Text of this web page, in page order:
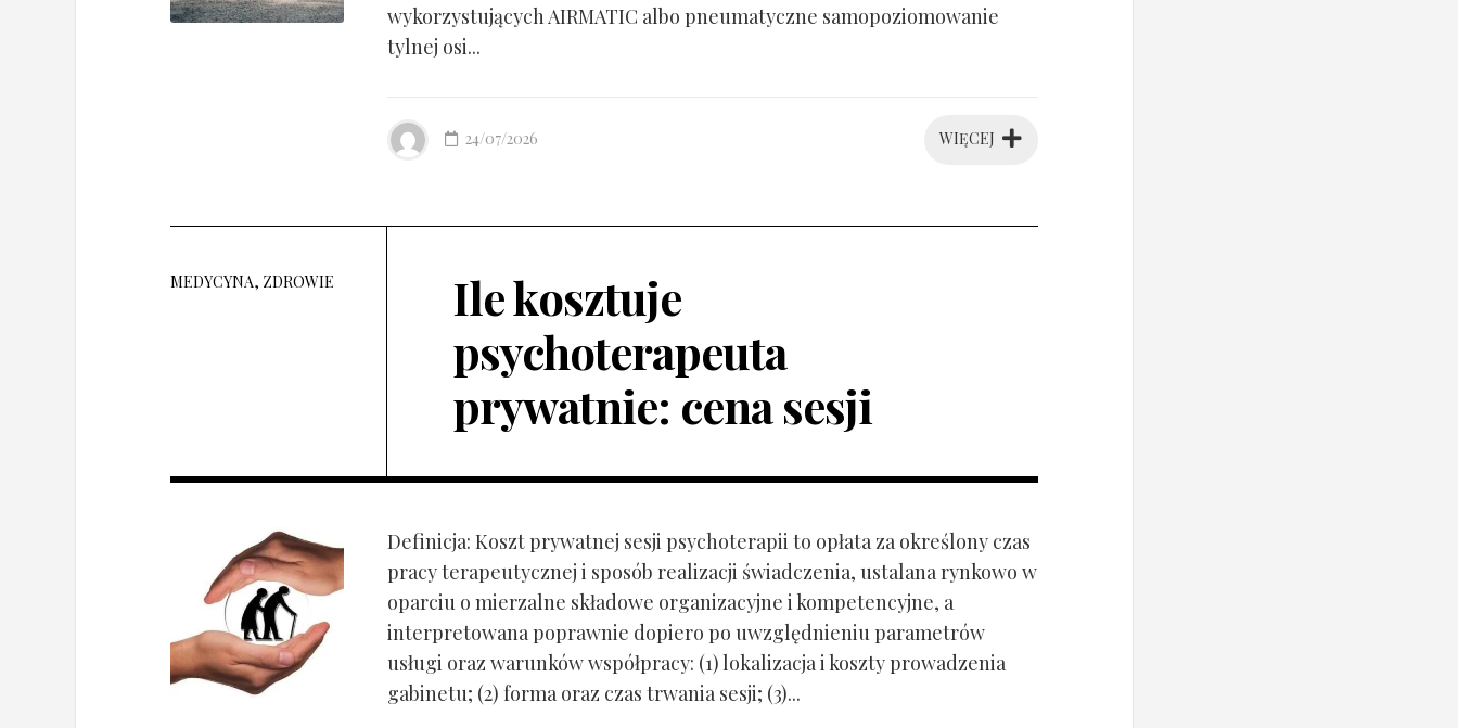
wykorzystujących AIRMATIC albo pneumatyczne samopoziomowanie
tylnej osi...
WIĘCEJ
24/07/2026
MEDYCYNA, ZDROWIE
Ile kosztuje
psychoterapeuta
prywatnie: cena sesji
Definicja: Koszt prywatnej sesji psychoterapii to opłata za określony czas
pracy terapeutycznej i sposób realizacji świadczenia, ustalana rynkowo w
oparciu o mierzalne składowe organizacyjne i kompetencyjne, a
interpretowana poprawnie dopiero po uwzględnieniu parametrów
usługi oraz warunków współpracy: (1) lokalizacja i koszty prowadzenia
gabinetu; (2) forma oraz czas trwania sesji; (3)...